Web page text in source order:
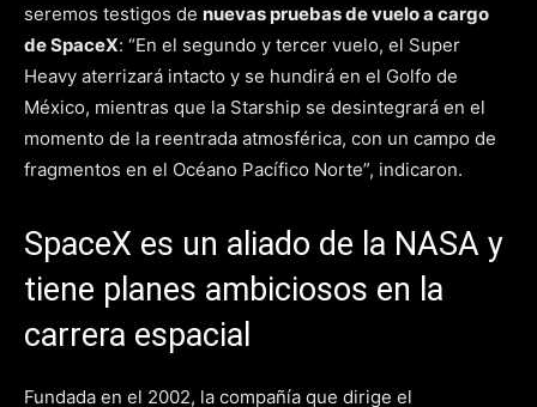
seremos testigos de nuevas pruebas de vuelo a cargo
de SpaceX: “En el segundo y tercer vuelo, el Super
Heavy aterrizará intacto y se hundirá en el Golfo de
México, mientras que la Starship se desintegrará en el
momento de la reentrada atmosférica, con un campo de
fragmentos en el Océano Pacífico Norte”, indicaron.
SpaceX es un aliado de la NASA y
tiene planes ambiciosos en la
carrera espacial
Fundada en el 2002, la compañía que dirige el